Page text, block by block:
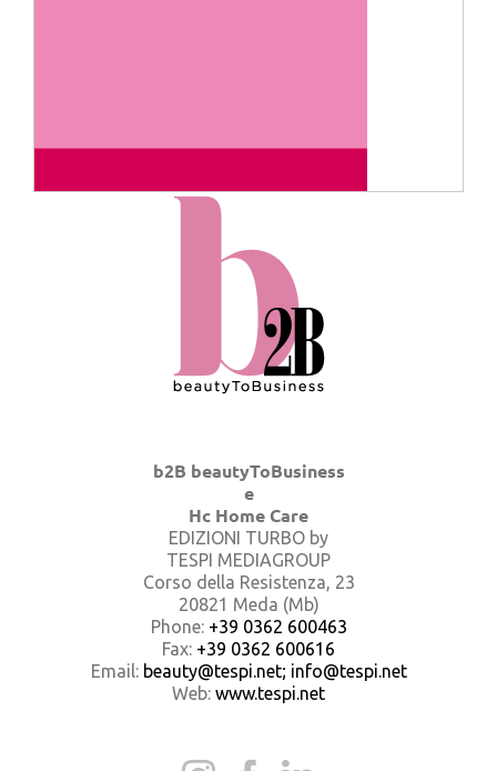
b2B beautyToBusiness
e
Hc Home Care
EDIZIONI TURBO by
TESPI MEDIAGROUP
Corso della Resistenza, 23
20821 Meda (Mb)
Phone: +39 0362 600463
Fax: +39 0362 600616
Email: beauty@tespi.net; info@tespi.net
Web: www.tespi.net